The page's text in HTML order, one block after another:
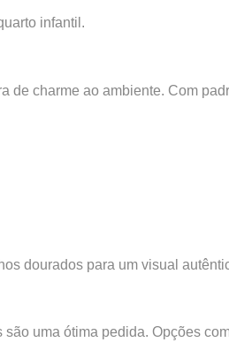
infantil.
de charme ao ambiente. Com
dourados para um visual
uma ótima pedida. Opções